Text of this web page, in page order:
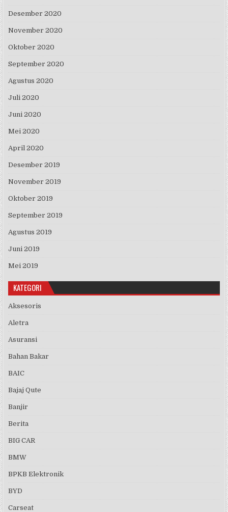
Desember 2020
November 2020
Oktober 2020
September 2020
Agustus 2020
Juli 2020
Juni 2020
Mei 2020
April 2020
Desember 2019
November 2019
Oktober 2019
September 2019
Agustus 2019
Juni 2019
Mei 2019
KATEGORI
Aksesoris
Aletra
Asuransi
Bahan Bakar
BAIC
Bajaj Qute
Banjir
Berita
BIG CAR
BMW
BPKB Elektronik
BYD
Carseat